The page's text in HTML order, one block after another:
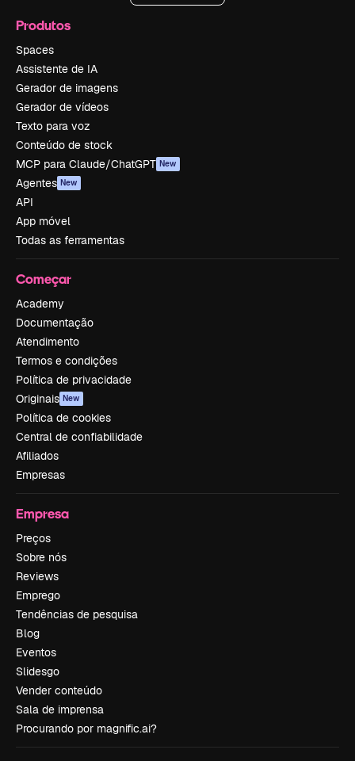
Produtos
Spaces
Assistente de IA
Gerador de imagens
Gerador de vídeos
Texto para voz
Conteúdo de stock
MCP para Claude/ChatGPT New
Agentes New
API
App móvel
Todas as ferramentas
Começar
Academy
Documentação
Atendimento
Termos e condições
Política de privacidade
Originais New
Política de cookies
Central de confiabilidade
Afiliados
Empresas
Empresa
Preços
Sobre nós
Reviews
Emprego
Tendências de pesquisa
Blog
Eventos
Slidesgo
Vender conteúdo
Sala de imprensa
Procurando por magnific.ai?